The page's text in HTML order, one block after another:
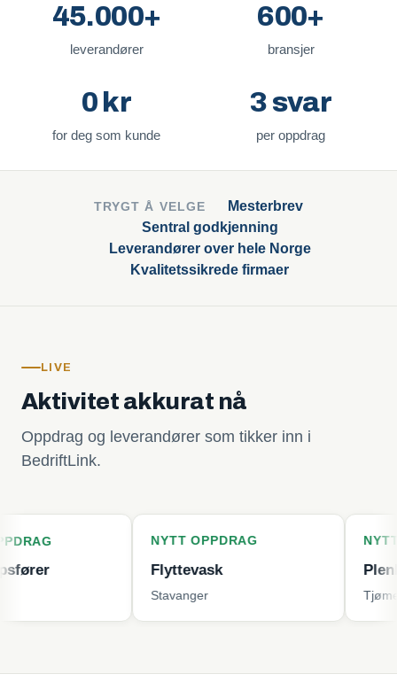
45.000+
leverandører
600+
bransjer
0 kr
for deg som kunde
3 svar
per oppdrag
TRYGT Å VELGE
Mesterbrev
Sentral godkjenning
Leverandører over hele Norge
Kvalitetssikrede firmaer
LIVE
Aktivitet akkurat nå
Oppdrag og leverandører som tikker inn i
BedriftLink.
NYTT OPPDRAG
Flyttevask
NYTT
Plenklipping